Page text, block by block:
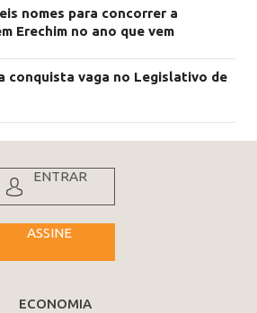
nomes para concorrer a
Erechim no ano que vem
conquista vaga no Legislativo de
ENTRAR
ASSINE
ECONOMIA